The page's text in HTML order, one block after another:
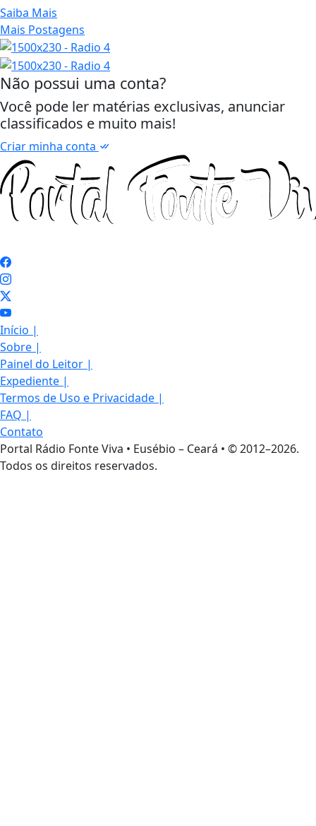
Saiba Mais
Mais Postagens
Não possui uma conta?
Você pode ler matérias exclusivas, anunciar
classificados e muito mais!
Criar minha conta
Início |
Sobre |
Painel do Leitor |
Expediente |
Termos de Uso e Privacidade |
FAQ |
Contato
Portal Rádio Fonte Viva • Eusébio – Ceará • © 2012–2026.
Todos os direitos reservados.